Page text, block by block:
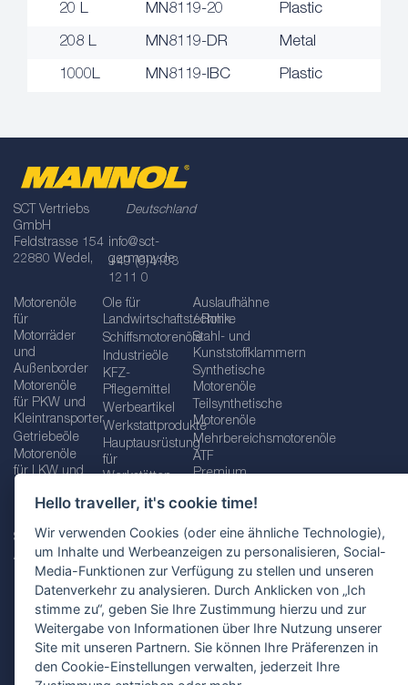
Hello traveller, it's cookie time!
Wir verwenden Cookies (oder eine ähnliche Technologie),
um Inhalte und Werbeanzeigen zu personalisieren, Social-
Media-Funktionen zur Verfügung zu stellen und unseren
Datenverkehr zu analysieren. Durch Anklicken von „Ich
stimme zu“, geben Sie Ihre Zustimmung hierzu und zur
Weitergabe von Informationen über Ihre Nutzung unserer
Site mit unseren Partnern. Sie können Ihre Präferenzen in
den Cookie-Einstellungen verwalten, jederzeit Ihre
20 L MN8119-20 Plastic
208 L MN8119-DR Metal
1000L MN8119-IBC Plastic
SCT Vertriebs
GmbH
Feldstrasse 154
22880 Wedel,
Deutschland
info@sct-
germany.de
+49 (0)4103
1211 0
Motorenöle
für
Motorräder
und
Außenborder
Motorenöle
für PKW und
Kleintransporter
Getriebeöle
Motorenöle
für LKW und
Betriebs-
Serviceflüssigkeiten
Additive
Fette
Öle für
Landwirtschaftstechnik
Schiffsmotorenöle
Industrieöle
KFZ-
Pflegemittel
Werbeartikel
Werkstattprodukte
Hauptausrüstung
für
Werkstätten
Schraubenschlüssel
und
Schraubenschlüsselsätze
Zusätzliche
Werkzeuge
für
Werkstätten
Auslaufhähne
/ Rohre
Stahl- und
Kunststoffklammern
Synthetische
Motorenöle
Teilsynthetische
Motorenöle
Mehrbereichsmotorenöle
ATF
Premium
Öle für
Getriebeöle
Impressum AGB